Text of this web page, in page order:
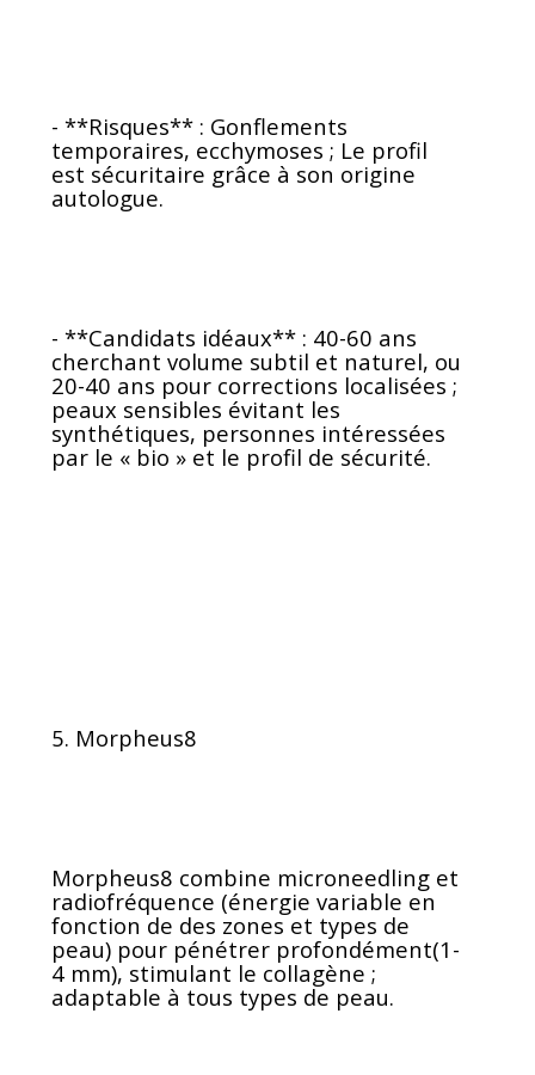
- **Risques** : Gonflements
temporaires, ecchymoses ; Le profil
est sécuritaire grâce à son origine
autologue.
- **Candidats idéaux** : 40-60 ans
cherchant volume subtil et naturel, ou
20-40 ans pour corrections localisées ;
peaux sensibles évitant les
synthétiques, personnes intéressées
par le « bio » et le profil de sécurité.
5. Morpheus8
Morpheus8 combine microneedling et
radiofréquence (énergie variable en
fonction de des zones et types de
peau) pour pénétrer profondément(1-
4 mm), stimulant le collagène ;
adaptable à tous types de peau.